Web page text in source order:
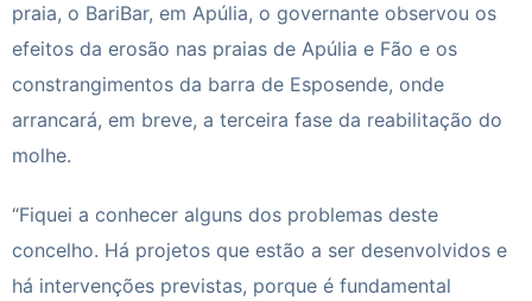
praia, o BariBar, em Apúlia, o governante observou os
efeitos da erosão nas praias de Apúlia e Fão e os
constrangimentos da barra de Esposende, onde
arrancará, em breve, a terceira fase da reabilitação do
molhe.
“Fiquei a conhecer alguns dos problemas deste
concelho. Há projetos que estão a ser desenvolvidos e
há intervenções previstas, porque é fundamental